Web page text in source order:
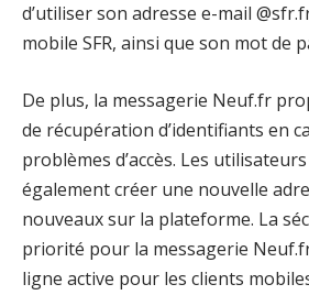
d’utiliser son adresse e-mail
mobile SFR, ainsi que son mot de
De plus, la messagerie Neuf.fr
de récupération d’identifiants en
problèmes d’accès. Les
également créer une nouvelle
nouveaux sur la plateforme. La
priorité pour la messagerie
ligne active pour les clients